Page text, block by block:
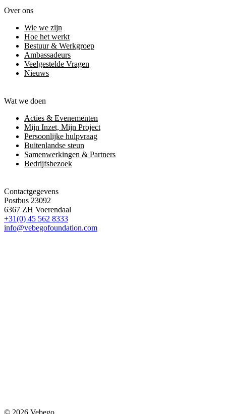
Over ons
Wie we zijn
Hoe het werkt
Bestuur & Werkgroep
Ambassadeurs
Veelgestelde Vragen
Nieuws
Wat we doen
Acties & Evenementen
Mijn Inzet, Mijn Project
Persoonlijke hulpvraag
Buitenlandse steun
Samenwerkingen & Partners
Bedrijfsbezoek
Contactgegevens
Postbus 23092
6367 ZH Voerendaal
+31(0) 45 562 8333
info@vebegofoundation.com
© 2026 Vebego